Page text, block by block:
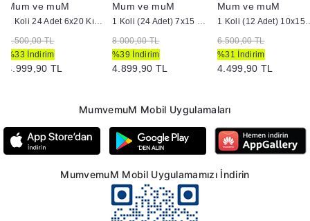
Mum ve muM
1 Koli 24 Adet 6x20 Kırmızı Silindir Mum
7.500,00 TL
%33 İndirim
4.999,90 TL
Mum ve muM
1 Koli (24 Adet) 7x15 cm Silindir Mum Beyaz
8.000,00 TL
%39 İndirim
4.899,90 TL
Mum ve muM
1 Koli (12 Adet)
6.500,00 TL
%31 İndirim
4.499,90 TL
MumvemuM Mobil Uygulamaları
MumvemuM Mobil Uygulamamızı İndirin